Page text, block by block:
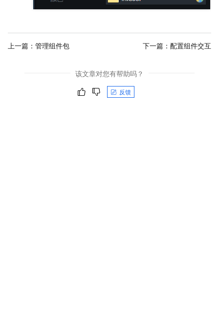
上一篇： 管理组件包 下一篇： 配置组件交互
该文章对您有帮助吗？
反馈